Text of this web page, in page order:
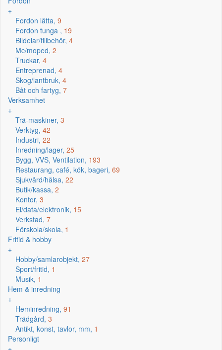
+
Fordon lätta, 9
Fordon tunga , 19
Bildelar/tillbehör, 4
Mc/moped, 2
Truckar, 4
Entreprenad, 4
Skog/lantbruk, 4
Båt och fartyg, 7
Verksamhet
+
Trä-maskiner, 3
Verktyg, 42
Industri, 22
Inredning/lager, 25
Bygg, VVS, Ventilation, 193
Restaurang, café, kök, bageri, 69
Sjukvård/hälsa, 22
Butik/kassa, 2
Kontor, 3
El/data/elektronik, 15
Verkstad, 7
Förskola/skola, 1
Fritid & hobby
+
Hobby/samlarobjekt, 27
Sport/fritid, 1
Musik, 1
Hem & inredning
+
Heminredning, 91
Trädgård, 3
Antikt, konst, tavlor, mm, 1
Personligt